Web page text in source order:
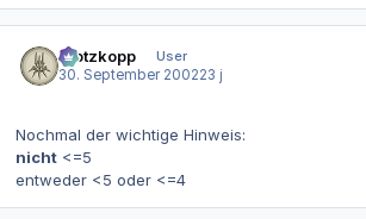
Klotzkopp
User
30. September 200223 j
Nochmal der wichtige Hinweis:
nicht <=5
entweder <5 oder <=4